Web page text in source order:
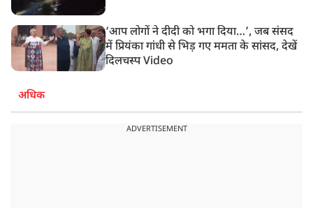
‘आप लोगों ने दीदी को भगा दिया…’, जब संसद
में प्रियंका गांधी से भिड़ गए ममता के सांसद, देखें
दिलचस्प Video
अधिक
ADVERTISEMENT